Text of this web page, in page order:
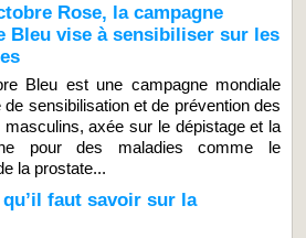
Rose, la campagne
Bleu vise à sensibiliser sur les
Bleu est une campagne mondiale
de sensibilisation et de prévention des
axée sur le dépistage et la
pour des maladies comme le
la prostate...
faut savoir sur la